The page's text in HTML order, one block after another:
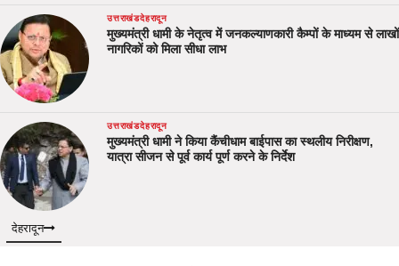
उत्तराखंडदेहरादून
मुख्यमंत्री धामी के नेतृत्व में जनकल्याणकारी कैम्पों के माध्यम से लाखों
नागरिकों को मिला सीधा लाभ
उत्तराखंडदेहरादून
मुख्यमंत्री धामी ने किया कैंचीधाम बाईपास का स्थलीय निरीक्षण,
यात्रा सीजन से पूर्व कार्य पूर्ण करने के निर्देश
देहरादून